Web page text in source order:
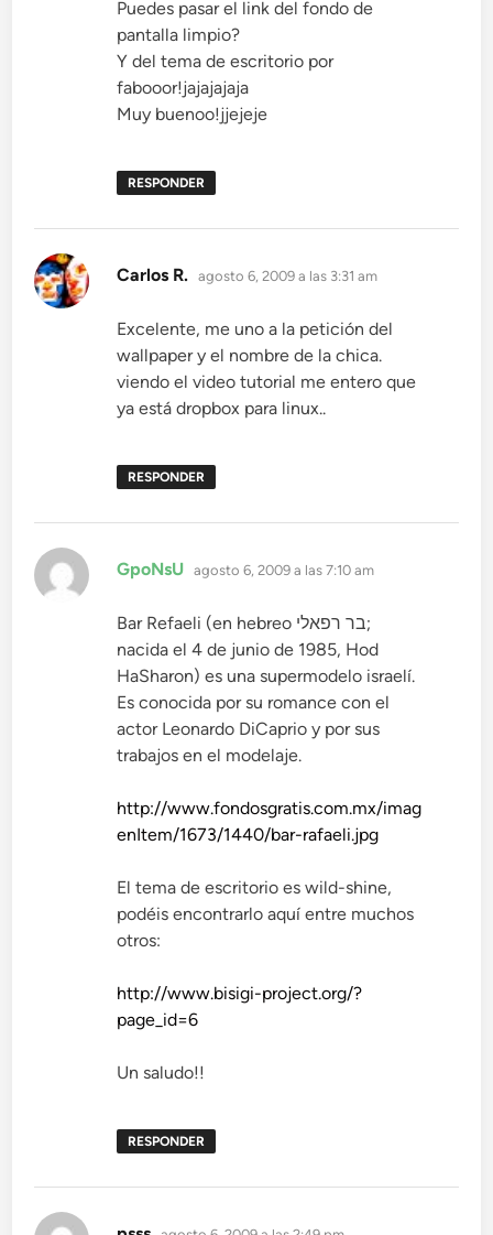
Puedes pasar el link del fondo de
pantalla limpio?
Y del tema de escritorio por
fabooor!jajajajaja
Muy buenoo!jjejeje
RESPONDER
Carlos R. dice:
agosto 6, 2009 a las 3:31 am
Excelente, me uno a la petición del
wallpaper y el nombre de la chica.
viendo el video tutorial me entero que
ya está dropbox para linux..
RESPONDER
GpoNsU dice:
agosto 6, 2009 a las 7:10 am
Bar Refaeli (en hebreo בר רפאלי‎;
nacida el 4 de junio de 1985, Hod
HaSharon) es una supermodelo israelí.
Es conocida por su romance con el
actor Leonardo DiCaprio y por sus
trabajos en el modelaje.
http://www.fondosgratis.com.mx/imag
enItem/1673/1440/bar-rafaeli.jpg
El tema de escritorio es wild-shine,
podéis encontrarlo aquí entre muchos
otros:
http://www.bisigi-project.org/?
page_id=6
Un saludo!!
RESPONDER
dice: